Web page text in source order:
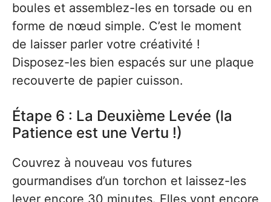
boules et assemblez-les en torsade ou en
forme de nœud simple. C’est le moment
de laisser parler votre créativité !
Disposez-les bien espacés sur une plaque
recouverte de papier cuisson.
Étape 6 : La Deuxième Levée (la
Patience est une Vertu !)
Couvrez à nouveau vos futures
gourmandises d’un torchon et laissez-les
lever encore 30 minutes. Elles vont encore